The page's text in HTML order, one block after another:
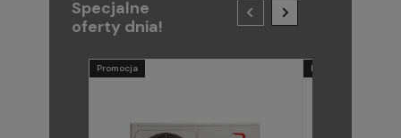
Specjalne
oferty dnia!
Promocja Promocja